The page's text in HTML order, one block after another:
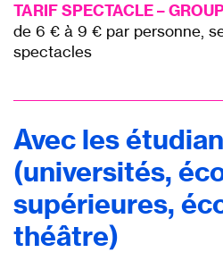
TARIF SPECTACLE –
de 6 € à 9 € par personne,
spectacles
Avec les
(universités,
supérieures,
théâtre)